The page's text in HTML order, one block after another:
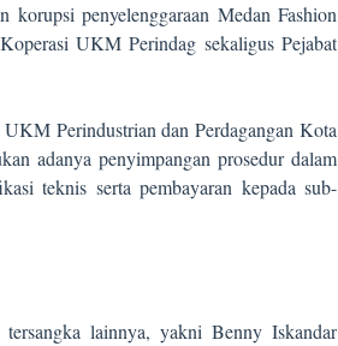
korupsi penyelenggaraan Medan Fashion
UKM Perindag sekaligus Pejabat
Perindustrian dan Perdagangan Kota
adanya penyimpangan prosedur dalam
teknis serta pembayaran kepada sub-
lainnya, yakni Benny Iskandar